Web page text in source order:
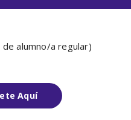
alumno/a regular)
Aquí